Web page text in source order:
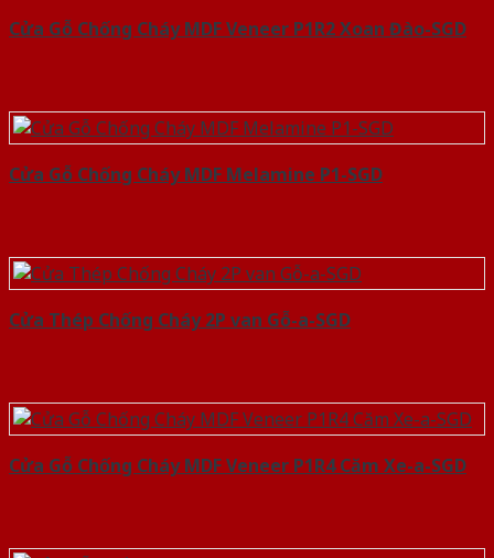
Cửa Gỗ Chống Cháy MDF Veneer P1R2 Xoan Đào-SGD
Cửa Gỗ Chống Cháy MDF Melamine P1-SGD
Cửa Thép Chống Cháy 2P van Gỗ-a-SGD
Cửa Gỗ Chống Cháy MDF Veneer P1R4 Căm Xe-a-SGD